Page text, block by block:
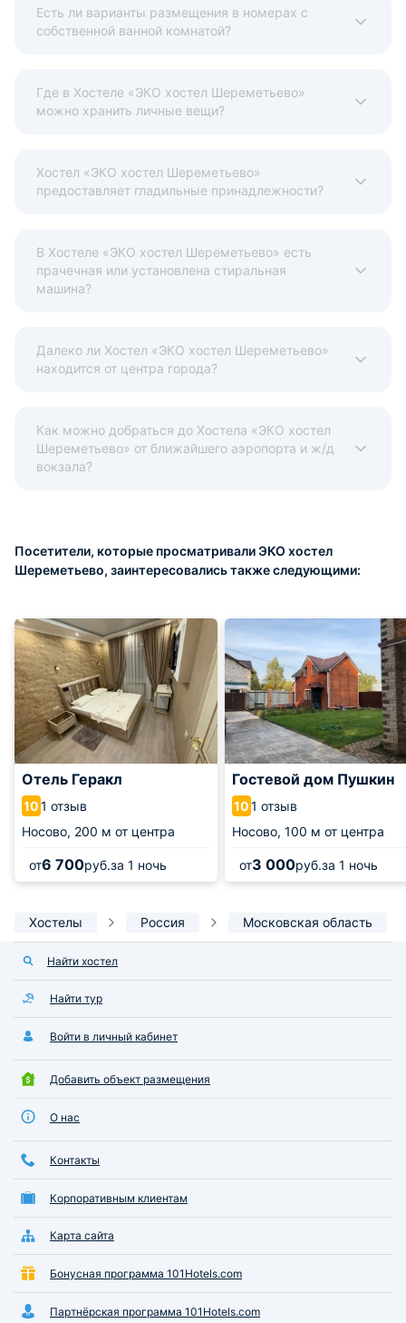
Есть ли варианты размещения в номерах с
собственной ванной комнатой?
Где в Хостеле «ЭКО хостел Шереметьево»
можно хранить личные вещи?
Хостел «ЭКО хостел Шереметьево»
предоставляет гладильные принадлежности?
В Хостеле «ЭКО хостел Шереметьево» есть
прачечная или установлена стиральная
машина?
Далеко ли Хостел «ЭКО хостел Шереметьево»
находится от центра города?
Как можно добраться до Хостела «ЭКО хостел
Шереметьево» от ближайшего аэропорта и ж/д
вокзала?
Посетители, которые просматривали ЭКО хостел
Шереметьево, заинтересовались также следующими:
Отель Геракл
101 отзыв
Носово, 200 м от центра
от6 700руб.за 1 ночь
Гостевой дом Пушкин
101 отзыв
Носово, 100 м от центра
от3 000руб.за 1 ночь
Хостелы Россия Московская область
Найти хостел
Найти тур
Войти в личный кабинет
Добавить объект размещения
О нас
Контакты
Корпоративным клиентам
Карта сайта
Бонусная программа 101Hotels.com
Партнёрская программа 101Hotels.com